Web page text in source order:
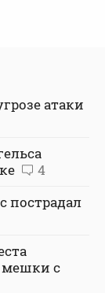
атаки
4
пострадал
мешки с